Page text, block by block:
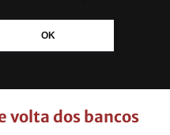
OK
para milhões de
volta dos bancos